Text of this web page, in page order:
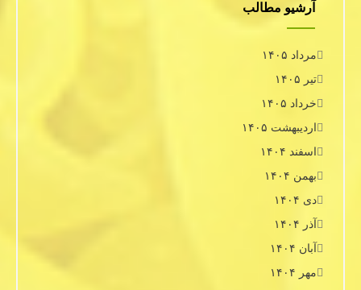
آرشیو مطالب
مرداد ۱۴۰۵
تیر ۱۴۰۵
خرداد ۱۴۰۵
اردیبهشت ۱۴۰۵
اسفند ۱۴۰۴
بهمن ۱۴۰۴
دی ۱۴۰۴
آذر ۱۴۰۴
آبان ۱۴۰۴
مهر ۱۴۰۴